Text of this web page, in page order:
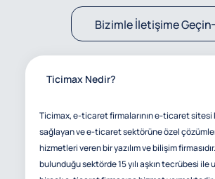
Bizimle İletişime Geçin
Ticimax Nedir?
Ticimax, e-ticaret firmalarının e-ticaret sitesi
sağlayan ve e-ticaret sektörüne özel
hizmetleri veren bir yazılım ve bilişim
bulunduğu sektörde 15 yılı aşkın tecrübesi ile